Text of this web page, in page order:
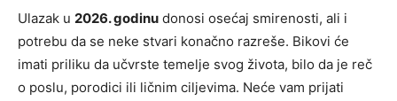
Ulazak u 2026. godinu donosi osećaj smirenosti, ali i
potrebu da se neke stvari konačno razreše. Bikovi će
imati priliku da učvrste temelje svog života, bilo da je reč
o poslu, porodici ili ličnim ciljevima. Neće vam prijati